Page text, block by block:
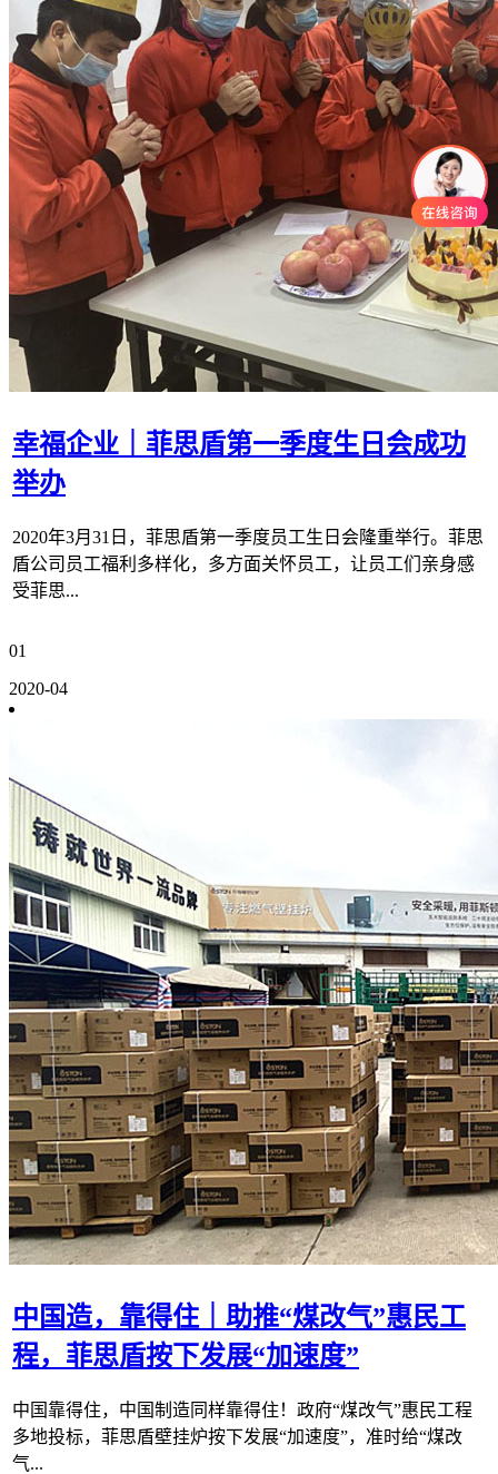
幸福企业｜菲思盾第一季度生日会成功
举办
2020年3月31日，菲思盾第一季度员工生日会隆重举行。菲思
盾公司员工福利多样化，多方面关怀员工，让员工们亲身感
受菲思...
01
2020-04
中国造，靠得住｜助推“煤改气”惠民工
程，菲思盾按下发展“加速度”
中国靠得住，中国制造同样靠得住！政府“煤改气”惠民工程
多地投标，菲思盾壁挂炉按下发展“加速度”，准时给“煤改
气...